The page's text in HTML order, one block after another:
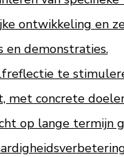
ontwikkeling en
en demonstraties.
te
met concrete
op lange termijn